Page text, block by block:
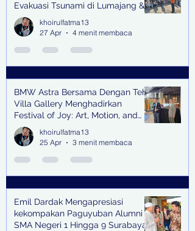
Evakuasi Tsunami di Lumajang &
Trenggalek
khoirulfatma13
27 Apr
4 menit membaca
BMW Astra Bersama Dengan Teh
Villa Gallery Menghadirkan
Festival of Joy: Art, Motion, and
Scent
khoirulfatma13
25 Apr
3 menit membaca
Emil Dardak Mengapresiasi
kekompakan Paguyuban Alumni
SMA Negeri 1 Hingga 9 Surabaya